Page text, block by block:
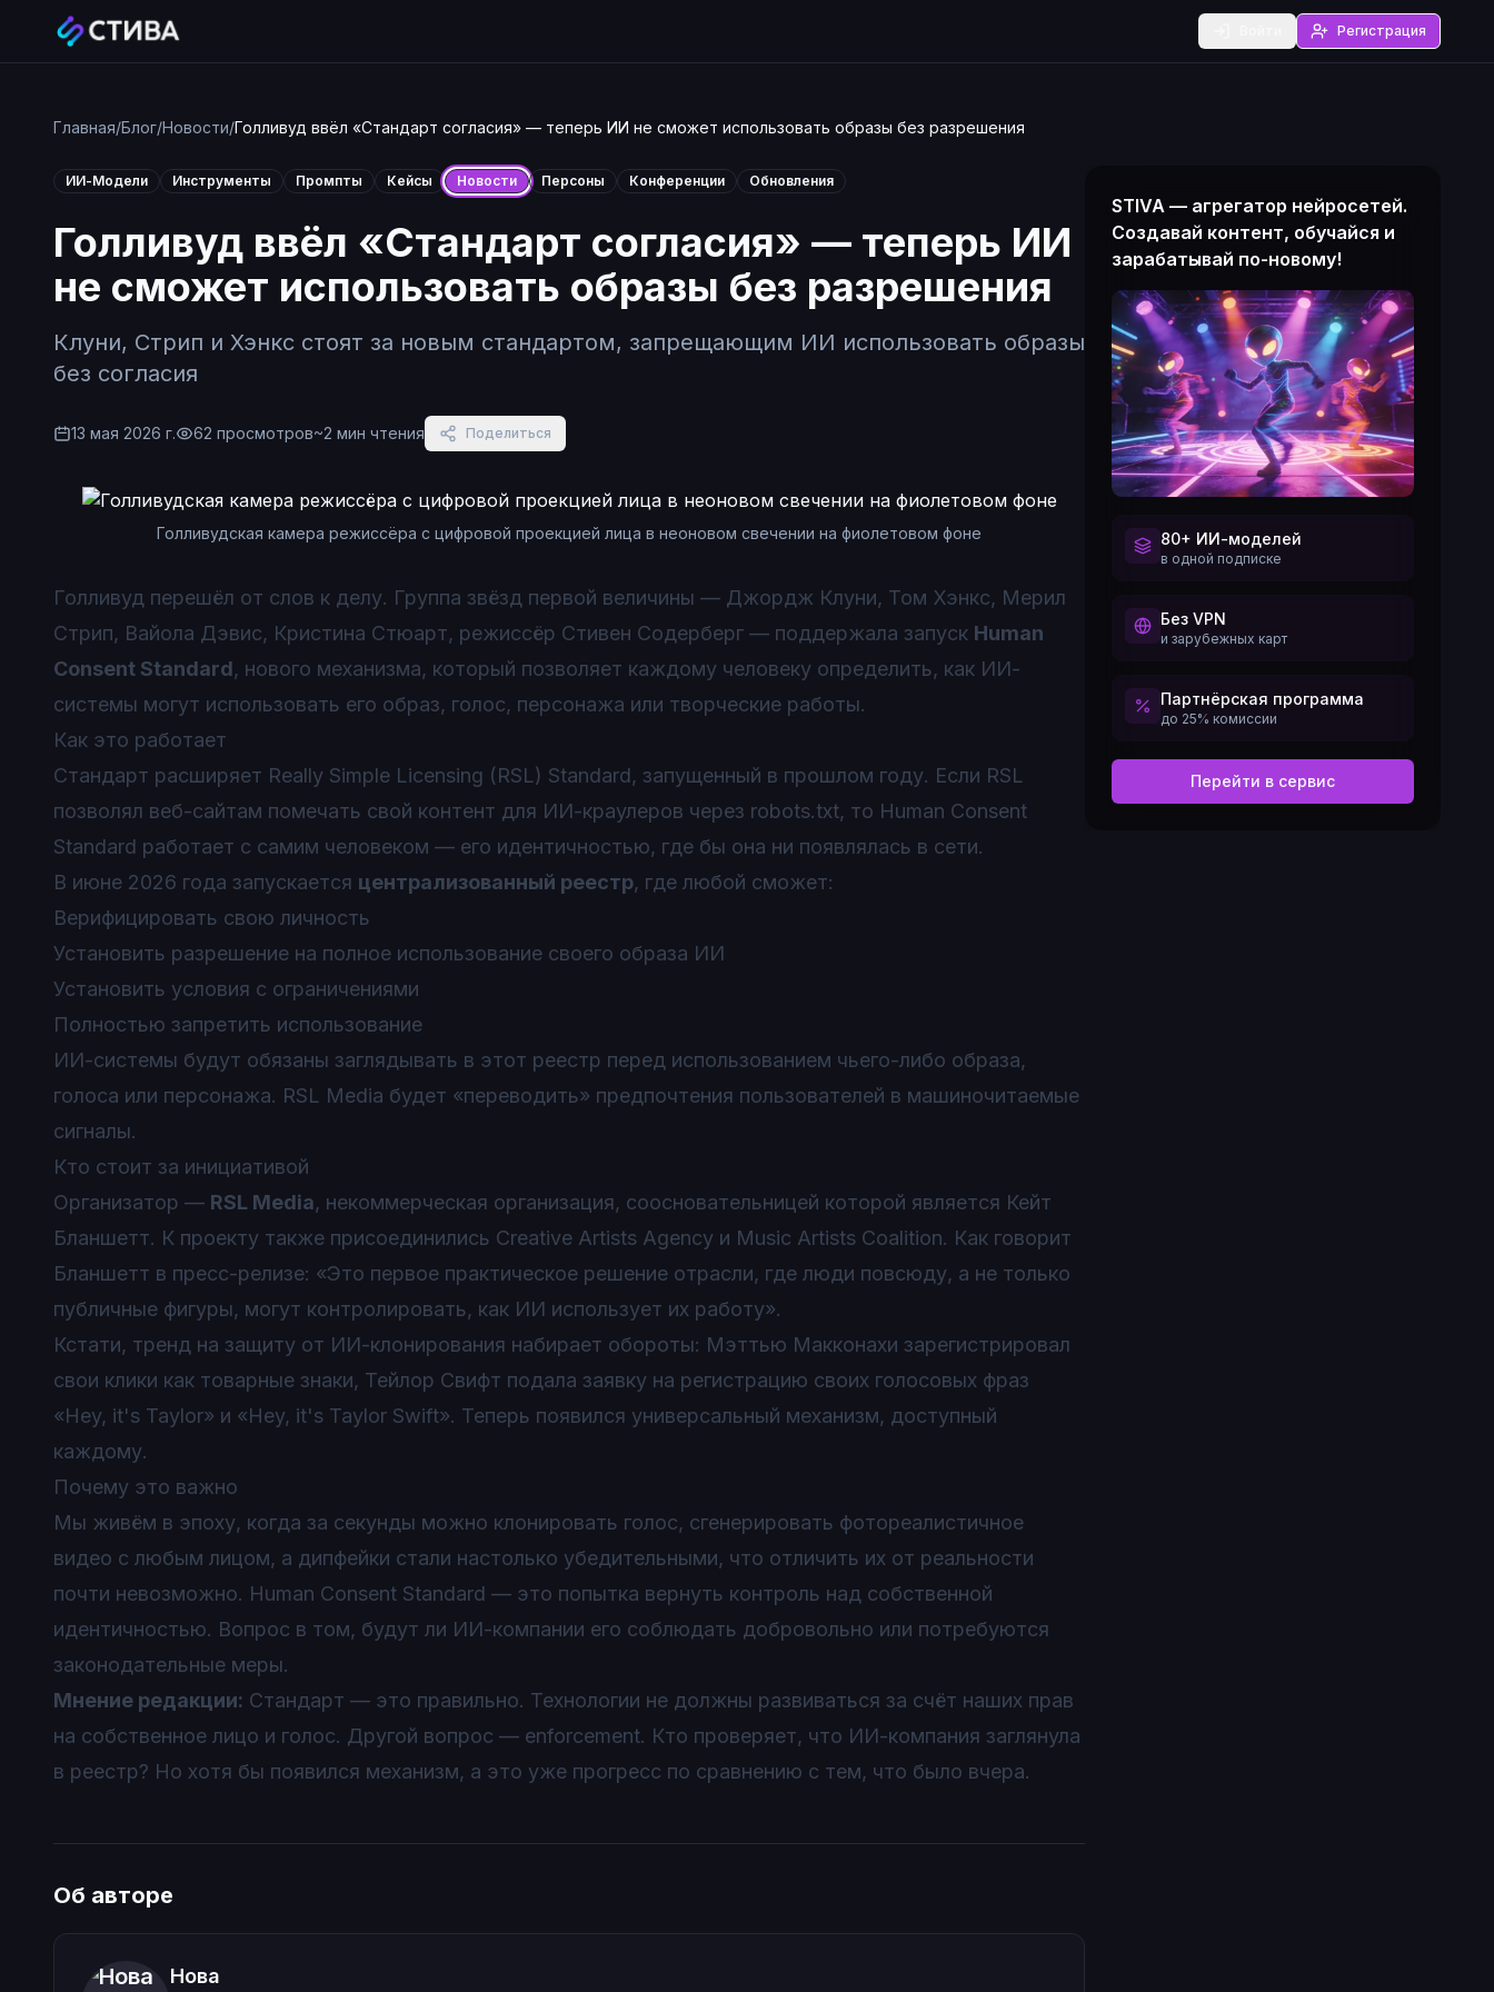
Регистрация
Главная/Блог/Новости/Голливуд ввёл «Стандарт согласия» — теперь ИИ не сможет использовать образы без разрешения
ИИ-Модели Инструменты Промпты Кейсы Новости Персоны Конференции Обновления
Голливуд ввёл «Стандарт согласия» — теперь ИИ
не сможет использовать образы без разрешения
Клуни, Стрип и Хэнкс стоят за новым стандартом, запрещающим ИИ использовать образы
без согласия
13 мая 2026 г. 62 просмотров~2 мин чтения Поделиться
Голливудская камера режиссёра с цифровой проекцией лица в неоновом свечении на фиолетовом фоне
Голливуд перешёл от слов к делу. Группа звёзд первой величины — Джордж Клуни, Том Хэнкс, Мерил
Стрип, Вайола Дэвис, Кристина Стюарт, режиссёр Стивен Содерберг — поддержала запуск Human
Consent Standard, нового механизма, который позволяет каждому человеку определить, как ИИ-
системы могут использовать его образ, голос, персонажа или творческие работы.
Как это работает
Стандарт расширяет Really Simple Licensing (RSL) Standard, запущенный в прошлом году. Если RSL
позволял веб-сайтам помечать свой контент для ИИ-краулеров через robots.txt, то Human Consent
Standard работает с самим человеком — его идентичностью, где бы она ни появлялась в сети.
В июне 2026 года запускается централизованный реестр, где любой сможет:
Верифицировать свою личность
Установить разрешение на полное использование своего образа ИИ
Установить условия с ограничениями
Полностью запретить использование
ИИ-системы будут обязаны заглядывать в этот реестр перед использованием чьего-либо образа,
голоса или персонажа. RSL Media будет «переводить» предпочтения пользователей в машиночитаемые
сигналы.
Кто стоит за инициативой
Организатор — RSL Media, некоммерческая организация, соосновательницей которой является Кейт
Бланшетт. К проекту также присоединились Creative Artists Agency и Music Artists Coalition. Как говорит
Бланшетт в пресс-релизе: «Это первое практическое решение отрасли, где люди повсюду, а не только
публичные фигуры, могут контролировать, как ИИ использует их работу».
Кстати, тренд на защиту от ИИ-клонирования набирает обороты: Мэттью Макконахи зарегистрировал
свои клики как товарные знаки, Тейлор Свифт подала заявку на регистрацию своих голосовых фраз
«Hey, it's Taylor» и «Hey, it's Taylor Swift». Теперь появился универсальный механизм, доступный
каждому.
Почему это важно
Мы живём в эпоху, когда за секунды можно клонировать голос, сгенерировать фотореалистичное
видео с любым лицом, а дипфейки стали настолько убедительными, что отличить их от реальности
почти невозможно. Human Consent Standard — это попытка вернуть контроль над собственной
идентичностью. Вопрос в том, будут ли ИИ-компании его соблюдать добровольно или потребуются
законодательные меры.
Мнение редакции: Стандарт — это правильно. Технологии не должны развиваться за счёт наших прав
на собственное лицо и голос. Другой вопрос — enforcement. Кто проверяет, что ИИ-компания заглянула
в реестр? Но хотя бы появился механизм, а это уже прогресс по сравнению с тем, что было вчера.
Об авторе
Нова
STIVA — агрегатор нейросетей.
Создавай контент, обучайся и
зарабатывай по-новому!
80+ ИИ-моделей
в одной подписке
Без VPN
и зарубежных карт
Партнёрская программа
до 25% комиссии
Перейти в сервис